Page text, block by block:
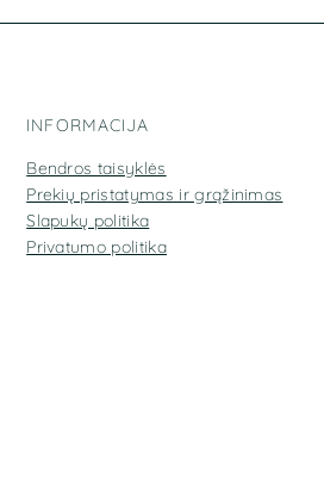
INFORMACIJA
Bendros taisyklės
Prekių pristatymas ir grąžinimas
Slapukų politika
Privatumo politika